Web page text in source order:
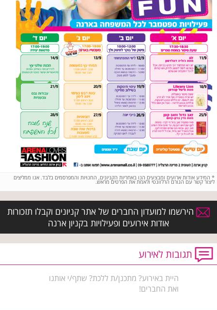
* המידע אודות ארועים ומבצעים הנו באחריות הקניונים, החנויות והמפרסמים בלבד. אנו ממליצים
ליצור קשר עם הגורם הרלוונטי ולאמת את הפרטים מראש.
הירשמו למועדון החברים של אתר קניונים וקבלו תזכורות
אודות אירועים ופעילויות בקניון ארנה
תגובות לאירוע
היית באירוע? מתכנן/ת ללכת? שתף/י אותנו
ואת החברים!